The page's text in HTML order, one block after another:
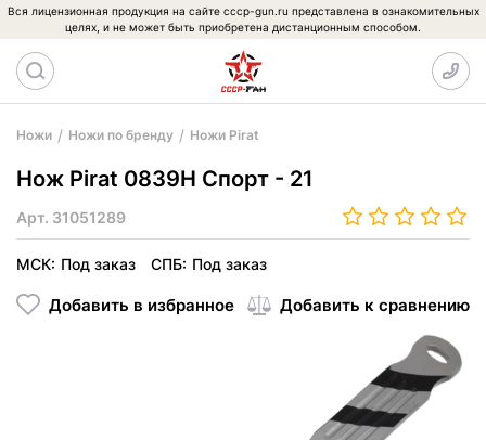
Вся лицензионная продукция на сайте cccp-gun.ru представлена в ознакомительных
целях, и не может быть приобретена дистанционным способом.
Ножи Ножи по бренду Ножи Pirat
Нож Pirat 0839H Спорт - 21
Арт. 31051289
МСК: Под заказ СПБ: Под заказ
Добавить в избранное Добавить к сравнению